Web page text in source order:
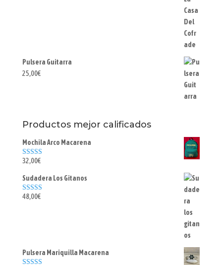
Pulsera Guitarra
25,00€
Productos mejor calificados
Mochila Arco Macarena
Valorado con
32,00€
Sudadera Los Gitanos
Valorado con
48,00€
Pulsera Mariquilla Macarena